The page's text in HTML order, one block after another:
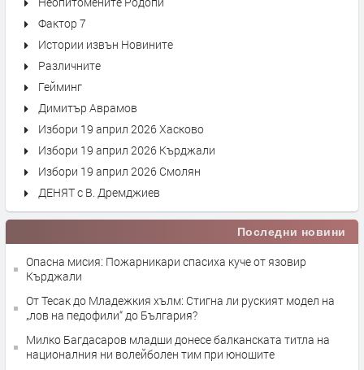
Фактор 7
Истории извън Новините
Различните
Гейминг
Димитър Аврамов
Избори 19 април 2026 Хасково
Избори 19 април 2026 Кърджали
Избори 19 април 2026 Смолян
ДЕНЯТ с В. Дремджиев
Последни новини
Опасна мисия: Пожарникари спасиха куче от язовир
Кърджали
От Тесак до Младежкия хълм: Стигна ли руският модел на
„лов на педофили“ до България?
Милко Багдасаров младши донесе балканската титла на
националния ни волейболен тим при юношите